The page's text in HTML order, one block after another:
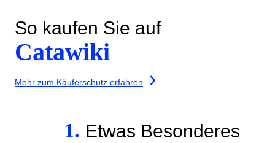
So kaufen Sie auf
Catawiki
Mehr zum Käuferschutz erfahren
1. Etwas Besonderes